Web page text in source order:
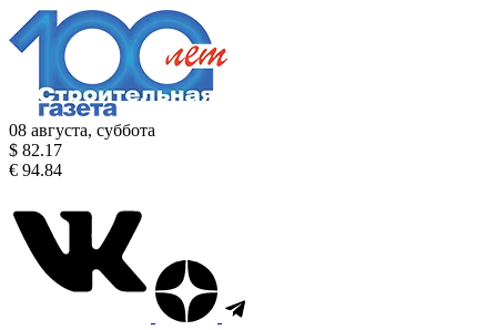
08 августа, суббота
$ 82.17
€ 94.84